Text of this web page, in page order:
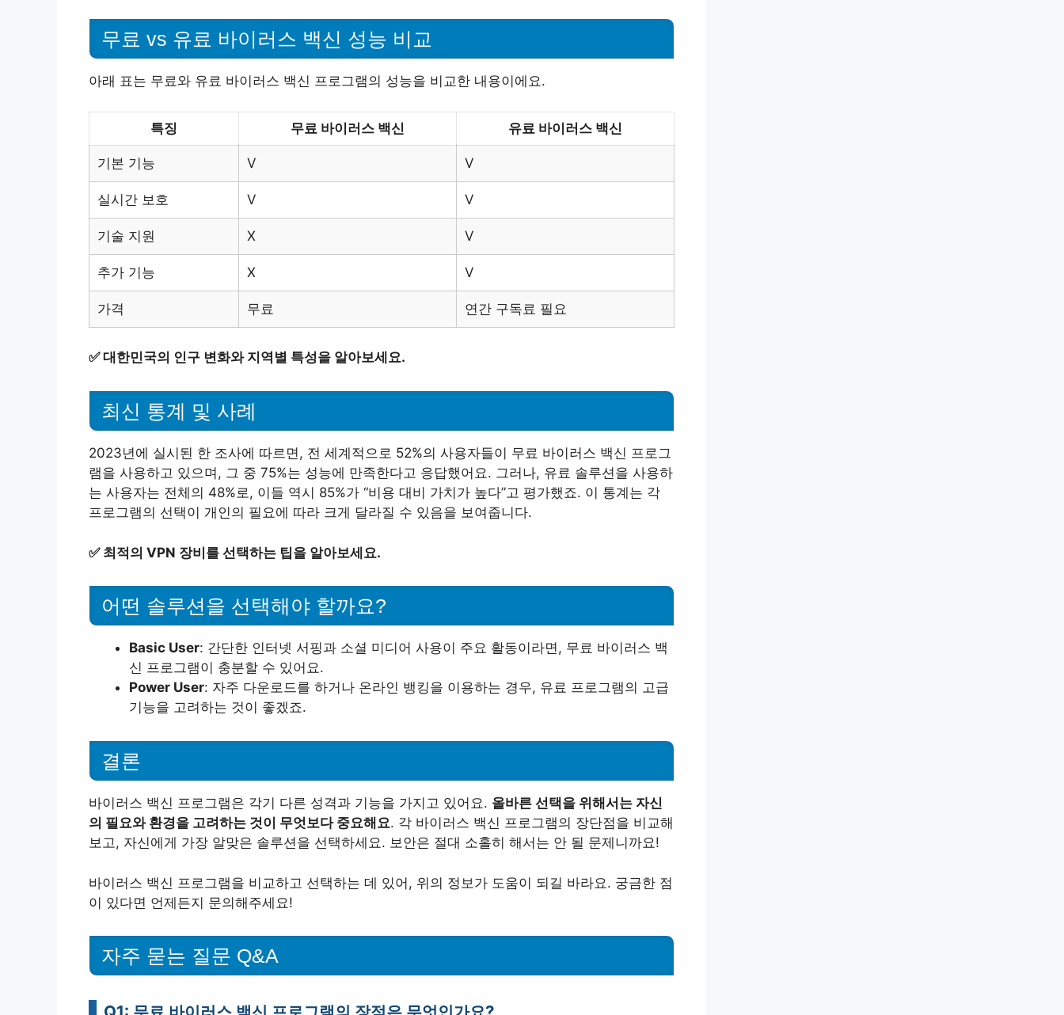
무료 vs 유료 바이러스 백신 성능 비교
아래 표는 무료와 유료 바이러스 백신 프로그램의 성능을 비교한 내용이에요.
특징 무료 바이러스 백신 유료 바이러스 백신
기본 기능 V V
실시간 보호 V V
기술 지원 X V
추가 기능 X V
가격 무료 연간 구독료 필요
✅대한민국의 인구 변화와 지역별 특성을 알아보세요.
최신 통계 및 사례
2023년에 실시된 한 조사에 따르면, 전 세계적으로 52%의 사용자들이 무료 바이러스 백신 프로그
램을 사용하고 있으며, 그 중 75%는 성능에 만족한다고 응답했어요. 그러나, 유료 솔루션을 사용하
는 사용자는 전체의 48%로, 이들 역시 85%가 “비용 대비 가치가 높다”고 평가했죠. 이 통계는 각
프로그램의 선택이 개인의 필요에 따라 크게 달라질 수 있음을 보여줍니다.
✅ 최적의 VPN 장비를 선택하는 팁을 알아보세요.
어떤 솔루션을 선택해야 할까요?
Basic User: 간단한 인터넷 서핑과 소셜 미디어 사용이 주요 활동이라면, 무료 바이러스 백
신 프로그램이 충분할 수 있어요.
Power User: 자주 다운로드를 하거나 온라인 뱅킹을 이용하는 경우, 유료 프로그램의 고급
기능을 고려하는 것이 좋겠죠.
결론
바이러스 백신 프로그램은 각기 다른 성격과 기능을 가지고 있어요. 올바른 선택을 위해서는 자신
의 필요와 환경을 고려하는 것이 무엇보다 중요해요. 각 바이러스 백신 프로그램의 장단점을 비교해
보고, 자신에게 가장 알맞은 솔루션을 선택하세요. 보안은 절대 소홀히 해서는 안 될 문제니까요!
바이러스 백신 프로그램을 비교하고 선택하는 데 있어, 위의 정보가 도움이 되길 바라요. 궁금한 점
이 있다면 언제든지 문의해주세요!
자주 묻는 질문 Q&A